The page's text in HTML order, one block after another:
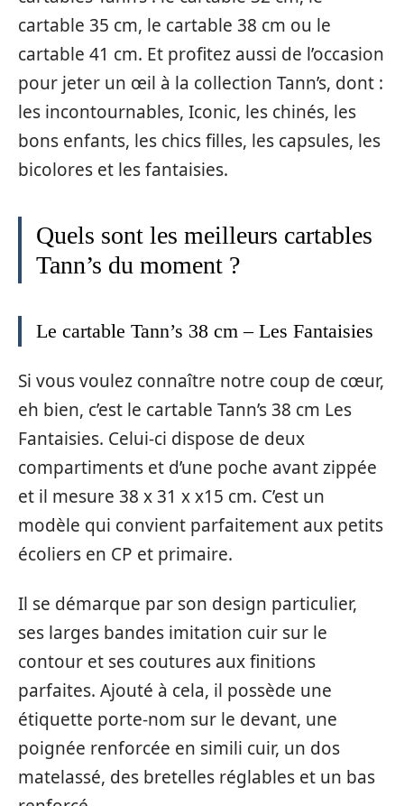
cartable 35 cm, le cartable 38 cm ou le
cartable 41 cm. Et profitez aussi de l’occasion
pour jeter un œil à la collection Tann’s, dont :
les incontournables, Iconic, les chinés, les
bons enfants, les chics filles, les capsules, les
bicolores et les fantaisies.
Quels sont les meilleurs cartables
Tann’s du moment ?
Le cartable Tann’s 38 cm – Les Fantaisies
Si vous voulez connaître notre coup de cœur,
eh bien, c’est le cartable Tann’s 38 cm Les
Fantaisies. Celui-ci dispose de deux
compartiments et d’une poche avant zippée
et il mesure 38 x 31 x x15 cm. C’est un
modèle qui convient parfaitement aux petits
écoliers en CP et primaire.
Il se démarque par son design particulier,
ses larges bandes imitation cuir sur le
contour et ses coutures aux finitions
parfaites. Ajouté à cela, il possède une
étiquette porte-nom sur le devant, une
poignée renforcée en simili cuir, un dos
matelassé, des bretelles réglables et un bas